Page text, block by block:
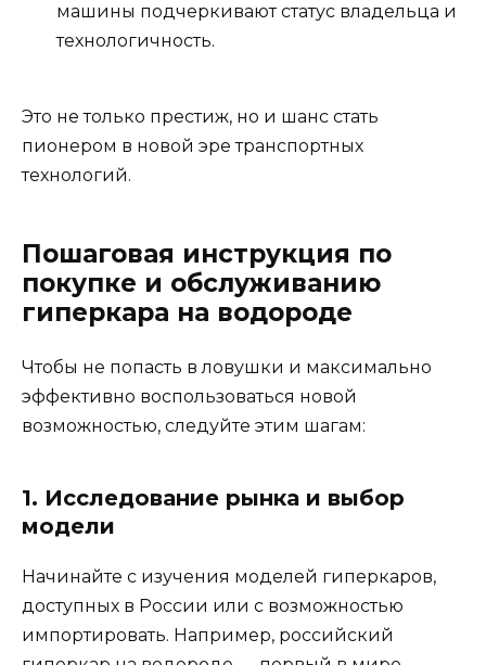
машины подчеркивают статус владельца и
технологичность.
Это не только престиж, но и шанс стать
пионером в новой эре транспортных
технологий.
Пошаговая инструкция по
покупке и обслуживанию
гиперкара на водороде
Чтобы не попасть в ловушки и максимально
эффективно воспользоваться новой
возможностью, следуйте этим шагам:
1. Исследование рынка и выбор
модели
Начинайте с изучения моделей гиперкаров,
доступных в России или с возможностью
импортировать. Например, российский